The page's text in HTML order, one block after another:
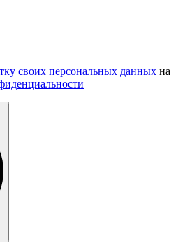
своих персональных данных на